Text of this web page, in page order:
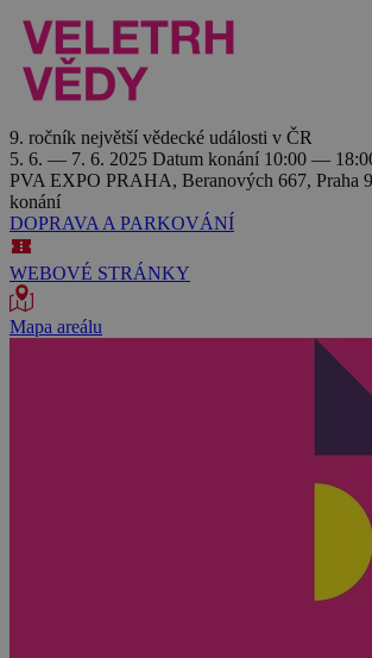
9. ročník největší vědecké události v ČR
5. 6. — 7. 6. 2025 Datum konání 10:00 —
PVA EXPO PRAHA, Beranových 667, Praha
konání
DOPRAVA A PARKOVÁNÍ
WEBOVÉ STRÁNKY
Mapa areálu